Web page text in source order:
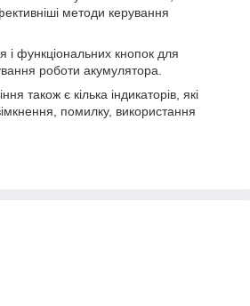
методи керування
і функціональних кнопок для
роботи акумулятора.
також є кілька індикаторів, які
помилку, використання